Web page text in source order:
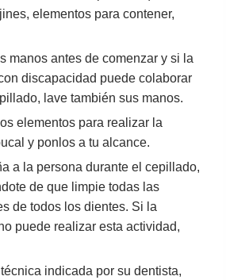
elementos para contener,
manos antes de comenzar y si la
discapacidad puede colaborar
lave también sus manos.
elementos para realizar la
y ponlos a tu alcance.
a la persona durante el cepillado,
de que limpie todas las
de todos los dientes. Si la
puede realizar esta actividad,
indicada por su dentista,